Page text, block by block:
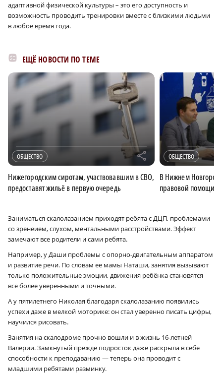
адаптивной физической культуры – это его доступность и
возможность проводить тренировки вместе с близкими людьми
в любое время года.
ЕЩЁ НОВОСТИ ПО ТЕМЕ
ОБЩЕСТВО r
Нижегородским сиротам, участвовавшим в СВО,
предоставят жильё в первую очередь
ОБЩЕСТВО
В Нижнем
правовой помощи
Заниматься скалолазанием приходят ребята с ДЦП, проблемами
со зренеием, слухом, ментальными расстройствами. Эффект
замечают все родители и сами ребята.
Например, у Даши проблемы с опорно-двигательным аппаратом
и развитие речи. По словам ее мамы Наташи, занятия вызывают
только положительные эмоции, движения ребёнка становятся
всё более уверенными и точными.
А у пятилетнего Николая благодаря скалолазанию появились
успехи даже в мелкой моторике: он стал уверенно писать цифры,
научился рисовать.
Занятия на скалодроме прочно вошли и в жизнь 16-летней
Валерии. Замкнутый прежде подросток даже раскрыла в себе
способности к преподаванию — теперь она проводит с
младшими ребятами разминку.